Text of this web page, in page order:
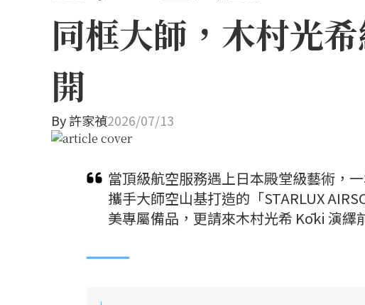
同框大師，木村光
開
By許家禎2026/07/13
當頂級航空服務遇上日本殿堂級藝術，
攜手大師空山基打造的「STARLUX
美專屬備品，更請來木村光希 Kōki 演繹